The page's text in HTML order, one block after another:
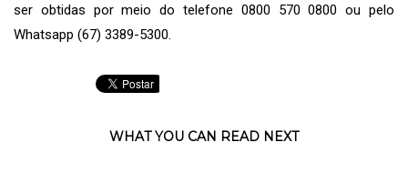
ser obtidas por meio do telefone 0800 570 0800 ou pelo
Whatsapp (67) 3389-5300.
WHAT YOU CAN READ NEXT